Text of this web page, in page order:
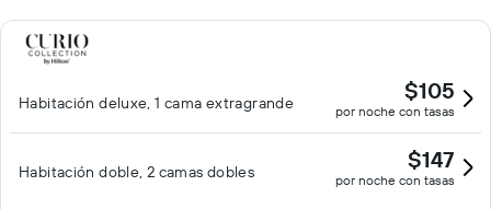
Habitación deluxe, 1 cama extragrande $105
por noche con tasas
Habitación doble, 2 camas dobles $147
por noche con tasas